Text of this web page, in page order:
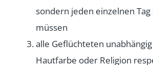
sondern jeden einzelnen
müssen
alle Geflüchteten
Hautfarbe oder Religion